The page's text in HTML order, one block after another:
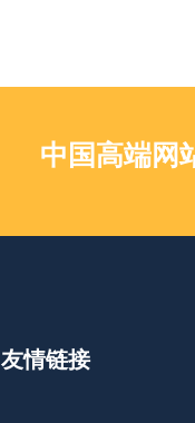
中国高端网
友情链接